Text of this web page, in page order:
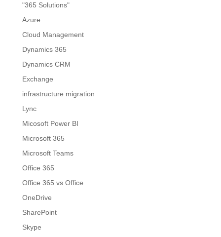
"365 Solutions"
Azure
Cloud Management
Dynamics 365
Dynamics CRM
Exchange
infrastructure migration
Lync
Micosoft Power BI
Microsoft 365
Microsoft Teams
Office 365
Office 365 vs Office
OneDrive
SharePoint
Skype